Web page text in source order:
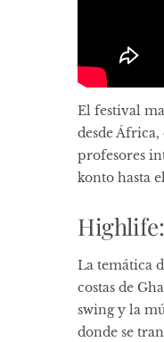
El festival
desde
profesores
konto hasta
La temática
costas de
swing y la
donde se